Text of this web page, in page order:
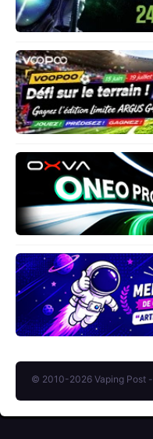
© 2010-2026 Vaping Post -